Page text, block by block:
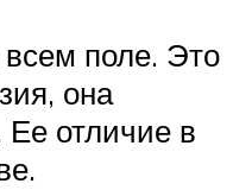
поле. Это
она
Ее отличие в